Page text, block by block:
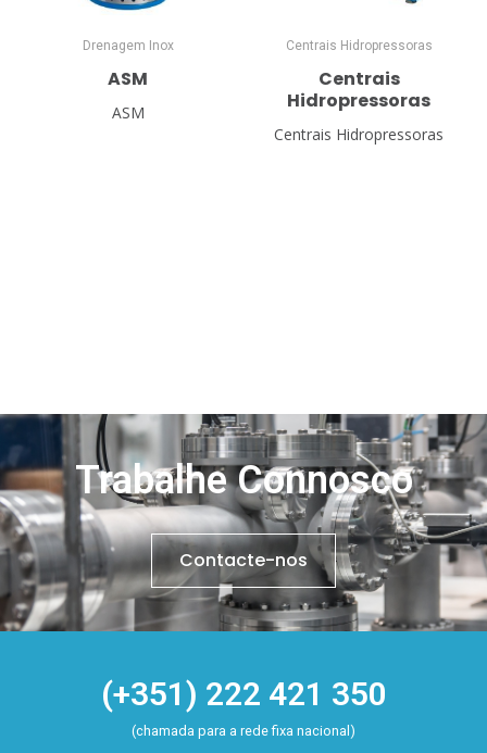
Drenagem Inox
ASM
ASM
Centrais Hidropressoras
Centrais
Hidropressoras
Centrais Hidropressoras
Trabalhe Connosco
Contacte-nos
(+351) 222 421 350
(chamada para a rede fixa nacional)